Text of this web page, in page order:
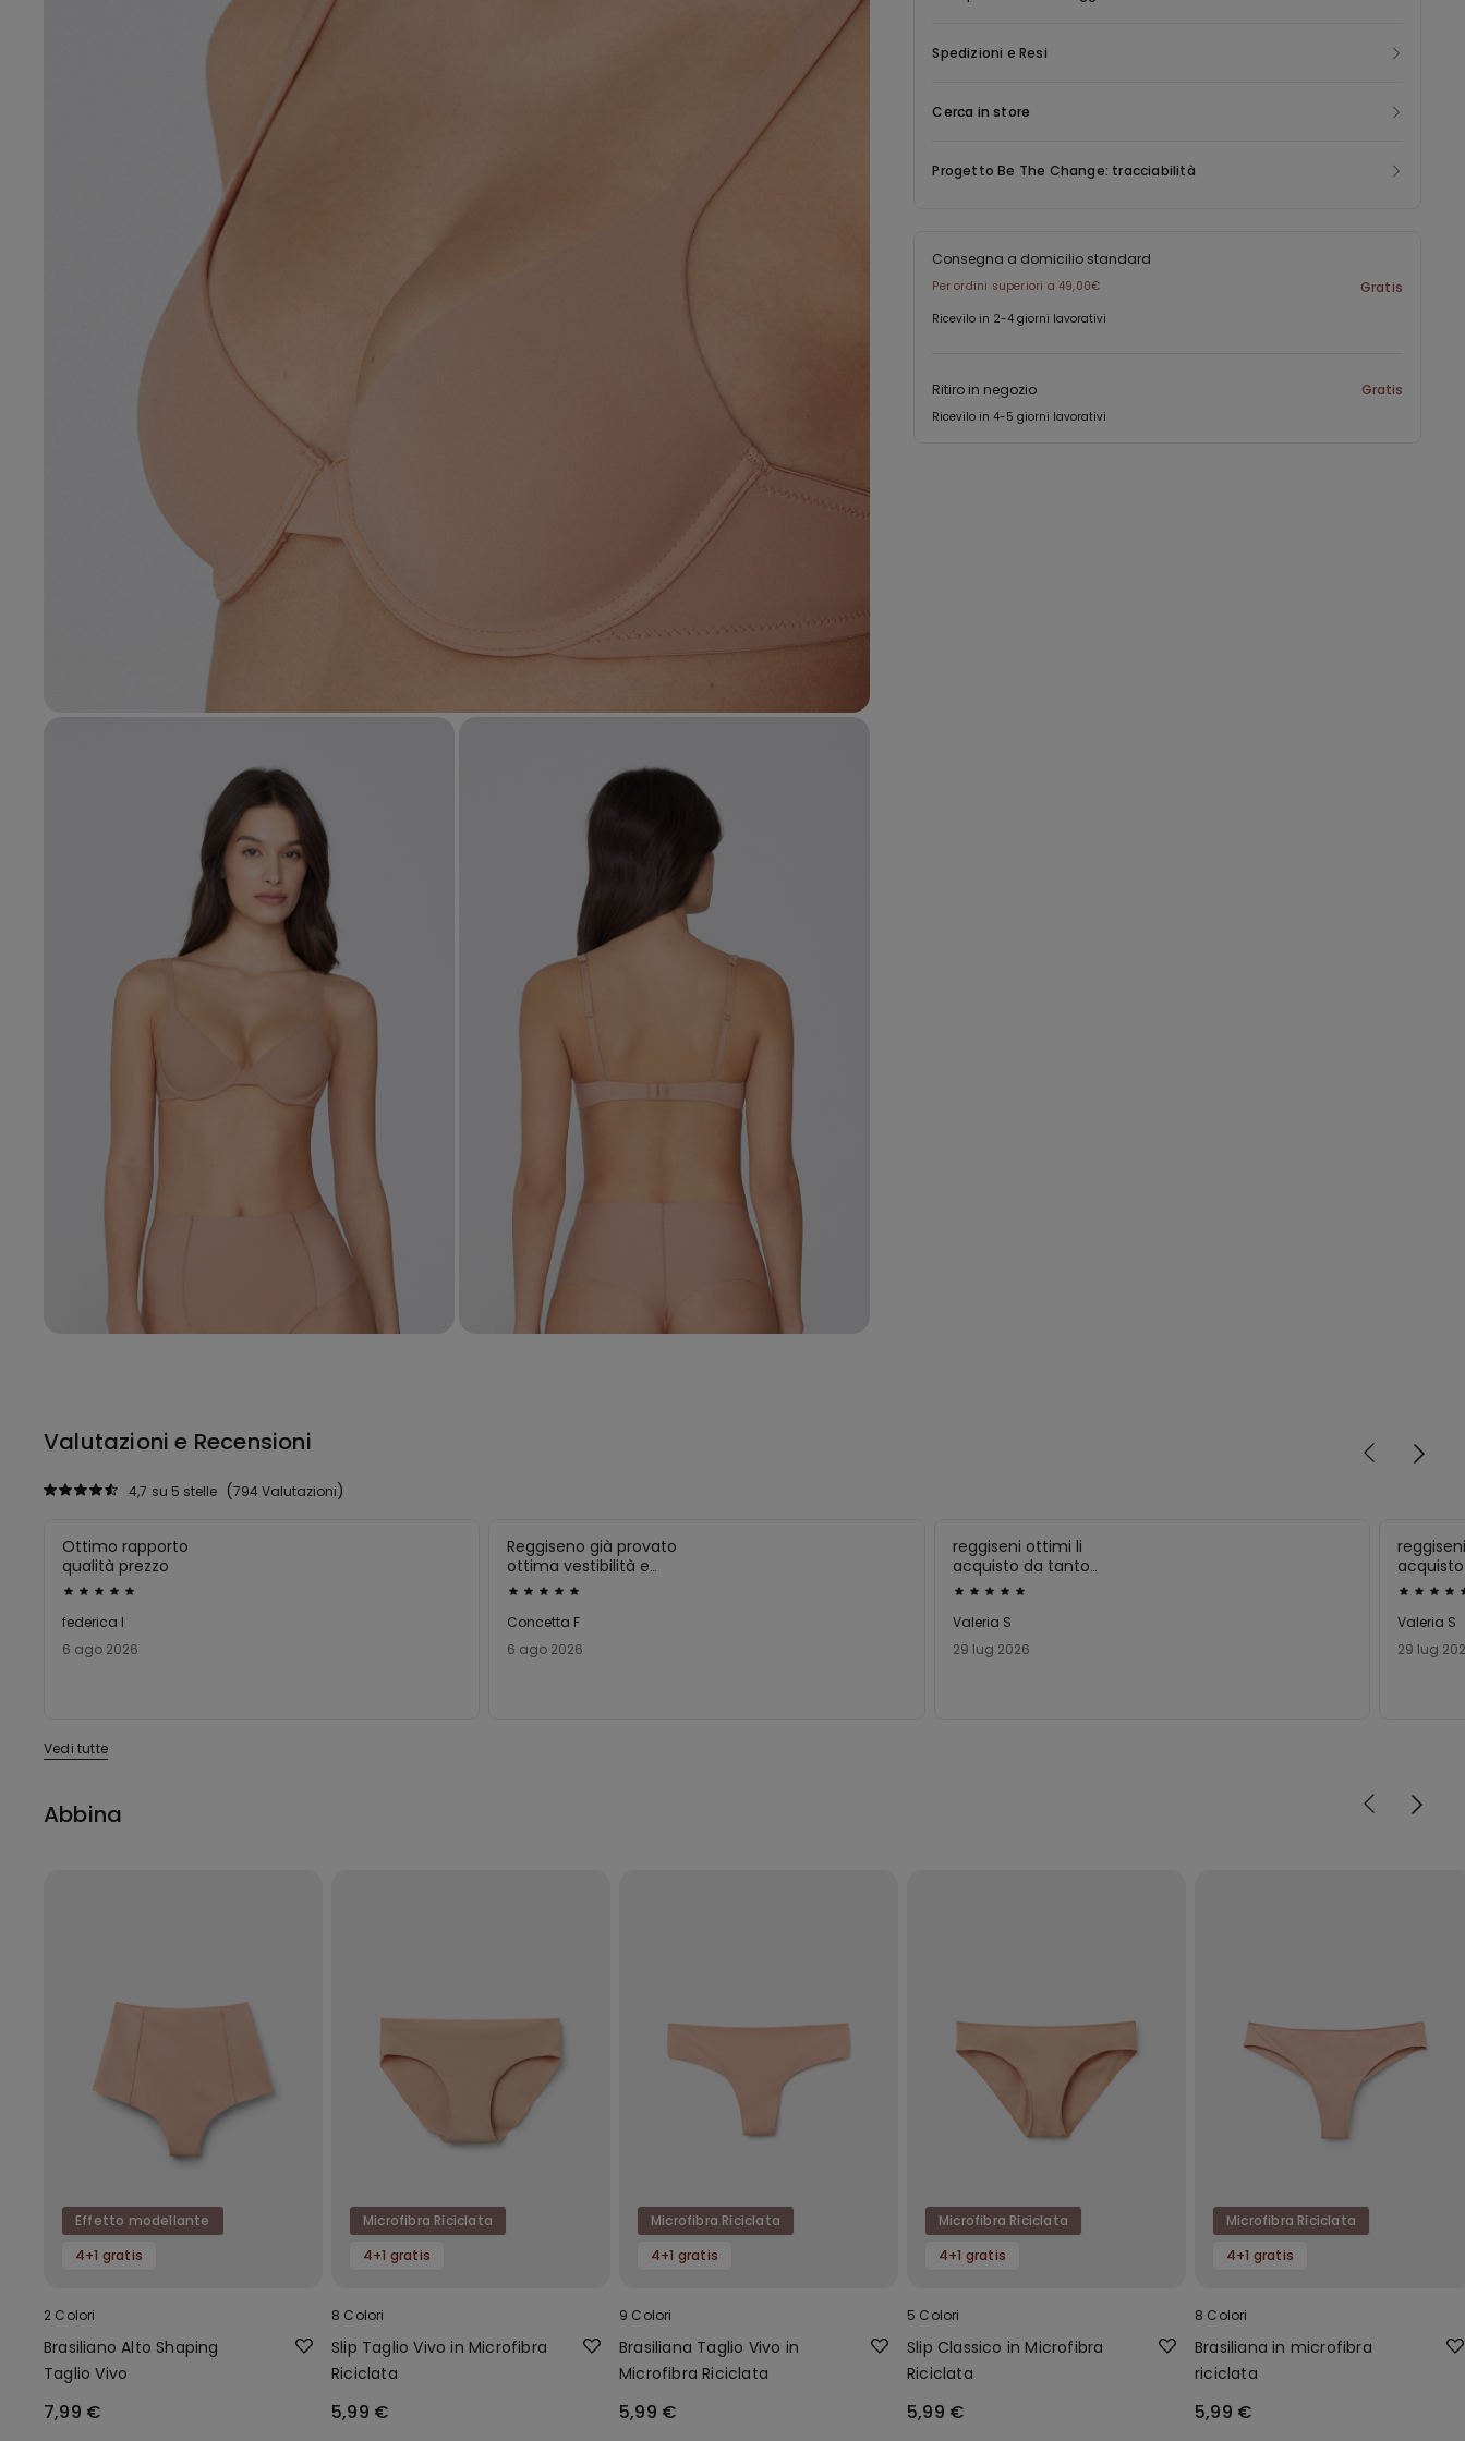
Spedizioni e Resi
Cerca in store
Progetto Be The Change: tracciabilità
Consegna a domicilio standard
Per ordini superiori a 49,00€ Gratis
Ricevilo in 2-4 giorni lavorativi
Ritiro in negozio Gratis
Ricevilo in 4-5 giorni lavorativi
Valutazioni e Recensioni
794 Valutazioni
4,7 su 5 stelle
Valutato
5
su
Ottimo rapporto
qualità prezzo
6 ago 2026
federica l
Valutato
5
su
Reggiseno già provato
ottima vestibilità e
scelta di colori
6 ago 2026
Concetta F
Valutato
5
su
reggiseni ottimi li
acquisto da tanto
anche per mia figlia
29 lug 2026
Valeria S
Valutato
5
su
29 lug
Valeria S
Vedi tutte
Abbina
Effetto modellante
4+1 gratis
2 Colori
Brasiliano Alto Shaping
Taglio Vivo
7,99 €
Microfibra Riciclata
4+1 gratis
8 Colori
Slip Taglio Vivo in Microfibra
Riciclata
5,99 €
Microfibra Riciclata
4+1 gratis
9 Colori
Brasiliana Taglio Vivo in
Microfibra Riciclata
5,99 €
Microfibra Riciclata
4+1 gratis
5 Colori
Slip Classico in Microfibra
Riciclata
5,99 €
Microfibra Riciclata
4+1 gratis
8 Colori
Brasiliana in microfibra
riciclata
5,99 €